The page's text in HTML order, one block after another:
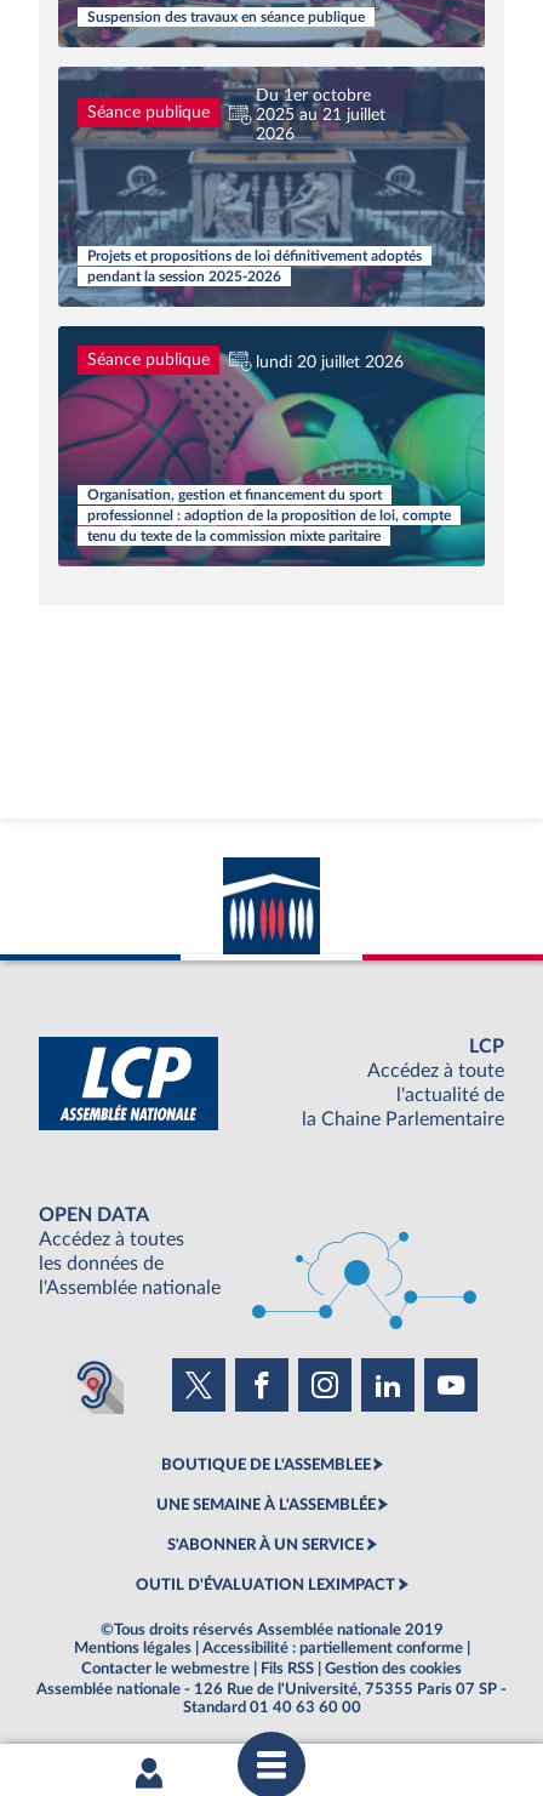
Suspension des travaux en séance publique
Séance publique
Du 1er octobre
2025 au 21 juillet
2026
Projets et propositions de loi définitivement adoptés
pendant la session 2025-2026
Séance publique lundi 20 juillet 2026
Organisation, gestion et financement du sport
professionnel : adoption de la proposition de loi, compte
tenu du texte de la commission mixte paritaire
LCP
Accédez à toute
l'actualité de
la Chaine Parlementaire
OPEN DATA
Accédez à toutes
les données de
l'Assemblée nationale
BOUTIQUE DE L'ASSEMBLEE
UNE SEMAINE À L'ASSEMBLÉE
S'ABONNER À UN SERVICE
OUTIL D'ÉVALUATION LEXIMPACT
©Tous droits réservés Assemblée nationale 2019
Mentions légales
Accessibilité : partiellement conforme
Contacter le webmestre
Fils RSS
Gestion des cookies
Assemblée nationale - 126 Rue de l'Université, 75355 Paris 07 SP -
Standard 01 40 63 60 00